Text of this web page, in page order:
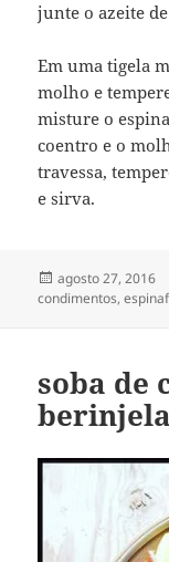
junte o azeite
Em uma tigela
molho e
misture o
coentro e o
travessa,
e sirva.
Publicado
em
agosto 27, 2016
condimentos,
soba de